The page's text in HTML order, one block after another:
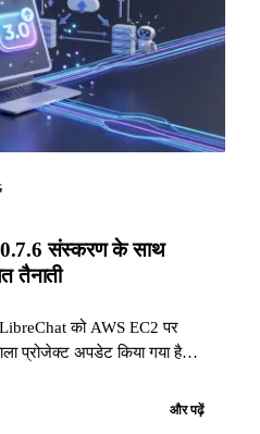
संस्करण के साथ
तैनाती
को AWS EC2 पर
प्रोजेक्ट अपडेट किया गया है
और पढ़ें